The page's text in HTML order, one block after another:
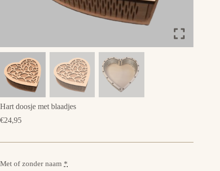
Hart doosje met blaadjes
€24,95
Met of zonder naam *